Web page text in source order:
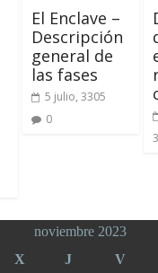
El Enclave –
Descripción
general de
las fases
5 julio, 3305
0
noviembre 2023
X J V